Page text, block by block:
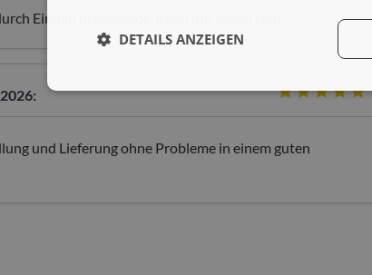
Einbau problemlos, Kann nur sagen top?
und Lieferung ohne Probleme in einem guten
DETAILS ANZEIGEN